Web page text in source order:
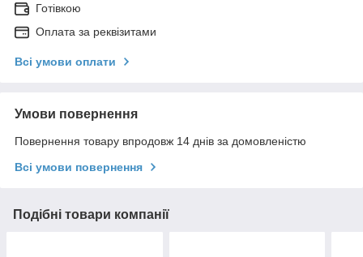
Готівкою
Оплата за реквізитами
Всі умови оплати
Умови повернення
Повернення товару впродовж 14 днів за домовленістю
Всі умови повернення
Подібні товари компанії